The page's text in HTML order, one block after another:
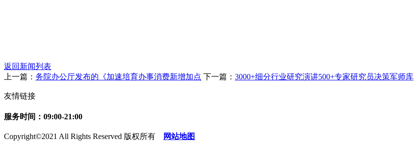
返回新闻列表
上一篇： 务院办公厅发布的《加速培育办事消费新增加点 下一篇： 3000+细分行业研究演讲500+专家研究员决策军师库
友情链接
服务时间：09:00-21:00
Copyright©2021 All Rights Reserved 版权所有 网站地图